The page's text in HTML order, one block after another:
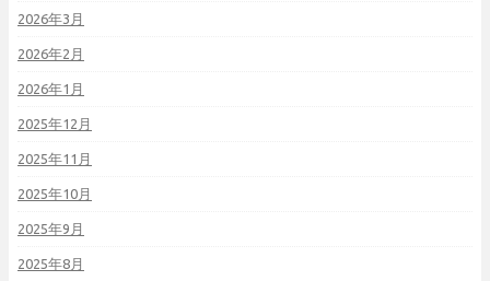
2026年3月
2026年2月
2026年1月
2025年12月
2025年11月
2025年10月
2025年9月
2025年8月